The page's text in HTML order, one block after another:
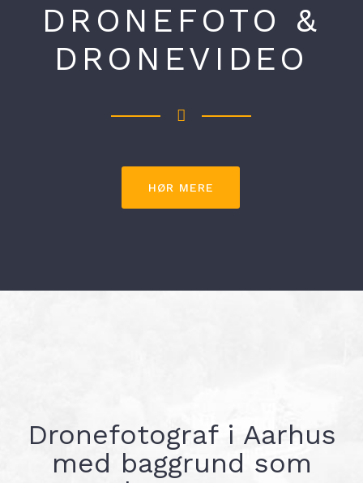
DRONEFOTO &
DRONEVIDEO
HØR MERE
Dronefotograf i Aarhus
med baggrund som